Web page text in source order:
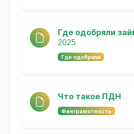
Где одобряли
2025
Где одобряли
Что такое ПДН
Финграмотность